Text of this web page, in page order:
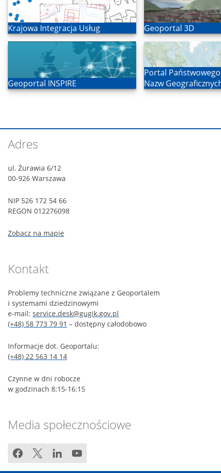
Otwórz
Krajowa Integracja Usług Otwórz
Geoportal 3D
Otwórz
Geoportal INSPIRE
Otwórz
Portal
Nazw
Stopka
witryny
Adres
ul. Żurawia 6/12
00-926 Warszawa
NIP 526 172 54 66
REGON 012276098
Zobacz na mapie
Kontakt
Problemy techniczne związane z Geoportalem
i systemami dziedzinowymi
e-mail: service.desk@gugik.gov.pl
(+48) 58 773 79 91 – dostępny całodobowo
Informacje dot. Geoportalu:
(+48) 22 563 14 14
Czynne w dni robocze
w godzinach 8:15-16:15
Media społecznościowe
facebooktwitter linkedinyoutube